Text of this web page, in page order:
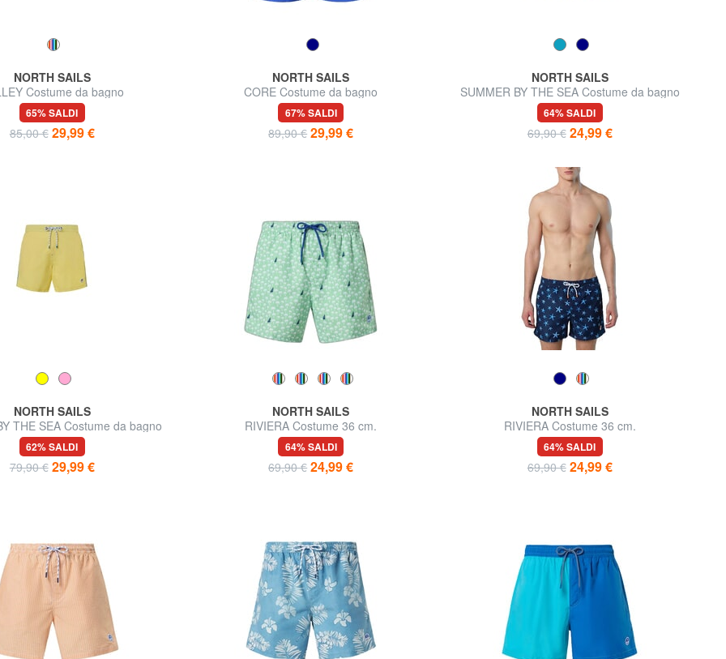
NORTH SAILS
Costume da bagno
65% SALDI
85,00 € 29,99 €
NORTH SAILS
CORE Costume da bagno
67% SALDI
89,90 € 29,99 €
NORTH SAILS
SUMMER BY THE SEA Costume da bagno
64% SALDI
69,90 € 24,99 €
NORTH SAILS
THE SEA Costume da bagno
62% SALDI
79,90 € 29,99 €
NORTH SAILS
RIVIERA Costume 36 cm.
64% SALDI
69,90 € 24,99 €
NORTH SAILS
RIVIERA Costume 36 cm.
64% SALDI
69,90 € 24,99 €